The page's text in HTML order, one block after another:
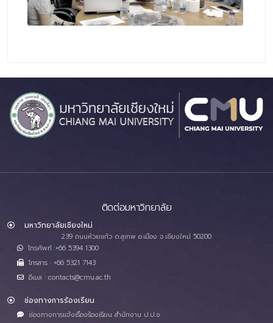
ติดต่อมหาวิทยาลัย
มหาวิทยาลัยเชียงใหม่
239 ถนนห้วยแก้ว ต.สุเทพ อ.เมือง จ.เชียงใหม่ 50200
โทรศัพท์ :+66 5394 1300
โทรสาร : +66 5321 7143
อีเมล : contacts@cmu.ac.th
ช่องทางการร้องเรียน
ช่องทางการแจ้งเรื่องร้องเรียน สำนักงาน ป.ป.ช.